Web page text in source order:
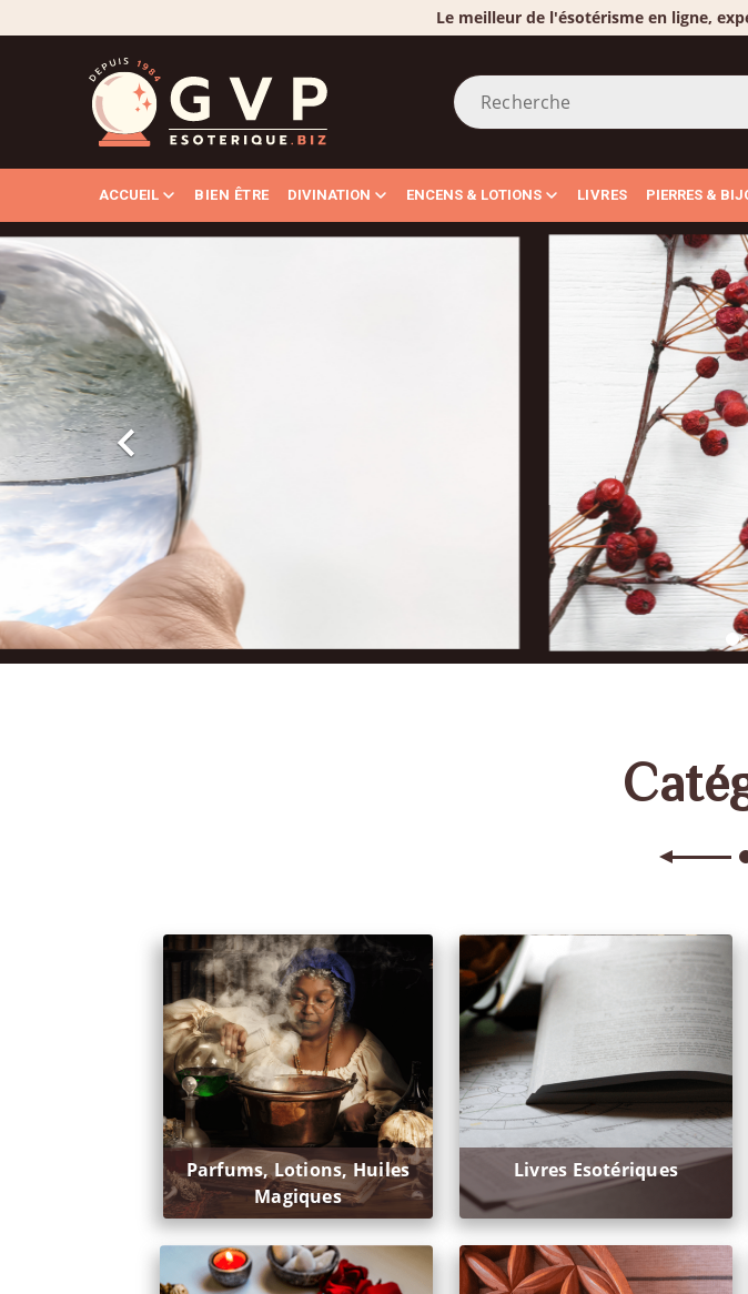
Le meilleur de l'ésotérisme en ligne,
ACCUEIL BIEN ÊTRE DIVINATION ENCENS & LOTIONS LIVRES PIERRES &

Parfums, Lotions, Huiles
Magiques
Livres Esotériques